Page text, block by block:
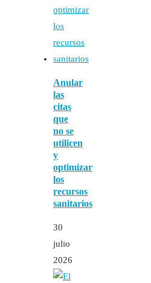
Anular
las
citas
que
no se
utilicen
y
optimizar
los
recursos
sanitarios
30
julio
2026